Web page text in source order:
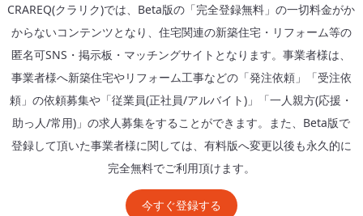
CRAREQ(クラリク)では、Beta版の「完全登録無料」の一切料金がか
からないコンテンツとなり、住宅関連の新築住宅・リフォーム等の
匿名可SNS・掲示板・マッチングサイトとなります。事業者様は、
事業者様へ新築住宅やリフォーム工事などの「発注依頼」「受注依
頼」の依頼募集や「従業員(正社員/アルバイト)」「一人親方(応援・
助っ人/常用)」の求人募集をすることができます。また、Beta版で
登録して頂いた事業者様に関しては、有料版へ変更以後も永久的に
完全無料でご利用頂けます。
今すぐ登録する